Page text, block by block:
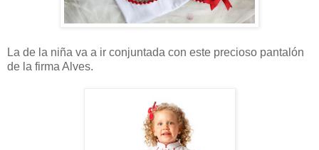
La de la niña va a ir conjuntada con este precioso pantalón
de la firma Alves.